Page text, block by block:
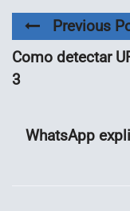
Previous
Como detectar
3
WhatsApp